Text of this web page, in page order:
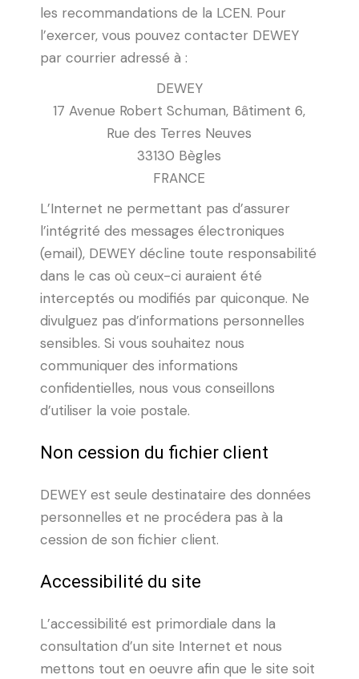
les recommandations de la LCEN. Pour
l’exercer, vous pouvez contacter DEWEY
par courrier adressé à :
DEWEY
17 Avenue Robert Schuman, Bâtiment 6,
Rue des Terres Neuves
33130 Bègles
FRANCE
L’Internet ne permettant pas d’assurer
l’intégrité des messages électroniques
(email), DEWEY décline toute responsabilité
dans le cas où ceux-ci auraient été
interceptés ou modifiés par quiconque. Ne
divulguez pas d’informations personnelles
sensibles. Si vous souhaitez nous
communiquer des informations
confidentielles, nous vous conseillons
d’utiliser la voie postale.
Non cession du fichier client
DEWEY est seule destinataire des données
personnelles et ne procédera pas à la
cession de son fichier client.
Accessibilité du site
L’accessibilité est primordiale dans la
consultation d’un site Internet et nous
mettons tout en oeuvre afin que le site soit